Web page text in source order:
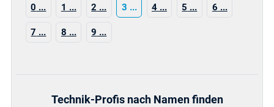
0 1 2 3 4 5 6
7 8 9
Technik-Profis nach Namen finden